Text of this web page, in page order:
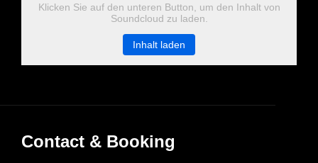
Klicken Sie auf den unteren Button, um den Inhalt von
Soundcloud zu laden.
Inhalt laden
Contact & Booking